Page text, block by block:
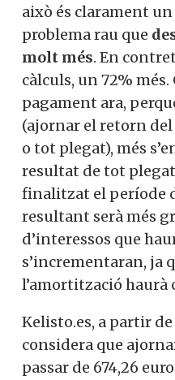
això és clarament
problema rau que
molt més. En
càlculs, un 72%
pagament ara,
(ajornar el retorn
o tot plegat), més
resultat de tot
finalitzat el període
resultant serà més
d’interessos que
s’incrementaran, ja
l’amortització haurà
Kelisto.es, a partir
considera que
passar de 674,26